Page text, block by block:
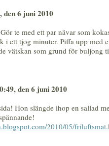
6 juni 2010
te med ett par nävar som
i ett tjog minuter. Piffa upp med
vätskan som grund för buljong
den 6 juni 2010
Hon slängde ihop en sallad
2010/05/